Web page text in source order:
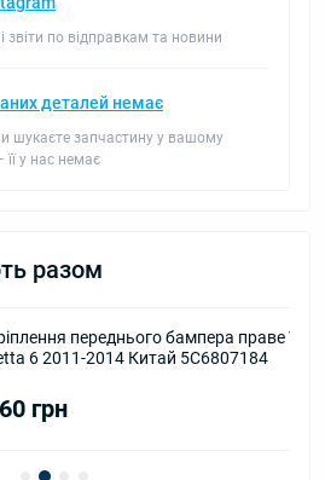
звіти по відправкам та новини
деталей немає
шукаєте запчастину у вашому
її у нас немає
разом
переднього бампера праве VW
2014 Китай 5C6807184